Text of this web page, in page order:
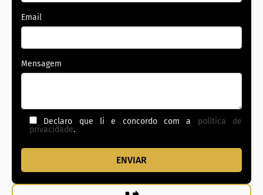
Email
Mensagem
Declaro que li e concordo com a política de
privacidade.